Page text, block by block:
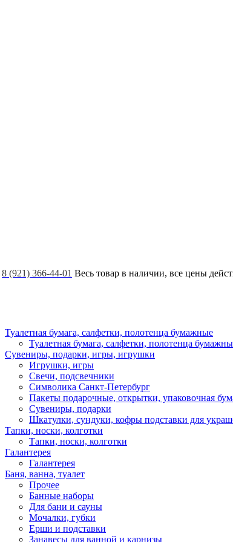
8 (921) 366-44-01 Весь товар в наличии, все цены
Туалетная бумага, салфетки, полотенца бумажные
Туалетная бумага, салфетки, полотенца
Сувениры, подарки, игры, игрушки
Игрушки, игры
Свечи, подсвечники
Символика Санкт-Петербург
Пакеты подарочные, открытки, упаковочная
Сувениры, подарки
Шкатулки, сундуки, кофры подставки для
Тапки, носки, колготки
Тапки, носки, колготки
Галантерея
Галантерея
Баня, ванна, туалет
Прочее
Банные наборы
Для бани и сауны
Мочалки, губки
Ерши и подставки
Занавесы для ванной и карнизы